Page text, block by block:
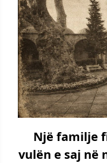
Një familje
vulën e saj në